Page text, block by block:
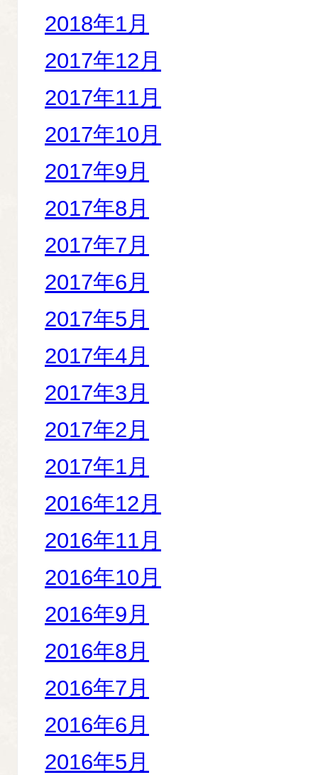
2018年1月
2017年12月
2017年11月
2017年10月
2017年9月
2017年8月
2017年7月
2017年6月
2017年5月
2017年4月
2017年3月
2017年2月
2017年1月
2016年12月
2016年11月
2016年10月
2016年9月
2016年8月
2016年7月
2016年6月
2016年5月